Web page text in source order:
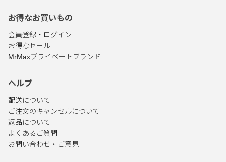
お得なお買いもの
会員登録・ログイン
お得なセール
MrMaxプライベートブランド
ヘルプ
配送について
ご注文のキャンセルについて
返品について
よくあるご質問
お問い合わせ・ご意見